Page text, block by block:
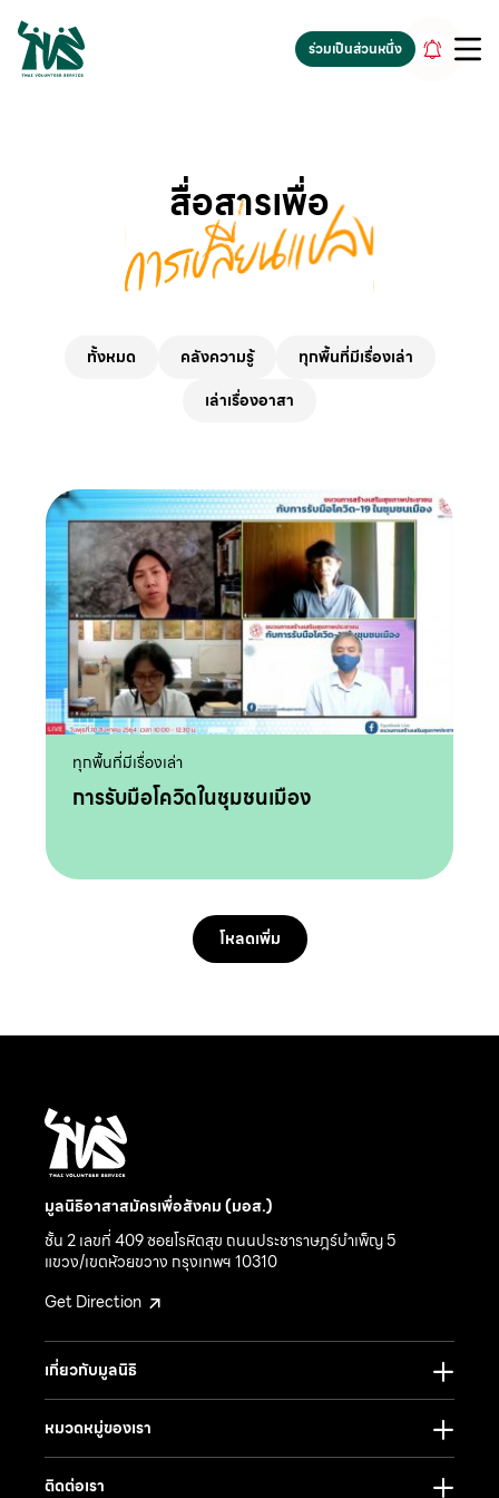
gv-5iuoxpem74qfjw.dv.googlehosted.com
ร่วมเป็นส่วนหนึ่ง
สื่อสารเพื่อ
ทั้งหมด คลังความรู้
ทุกพื้นที่มีเรื่องเล่า
เล่าเรื่องอาสา
ทุกพื้นที่มีเรื่องเล่า
การรับมือโควิดในชุมชนเมือง
โหลดเพิ่ม
มูลนิธิอาสาสมัครเพื่อสังคม (มอส.)
ชั้น 2 เลขที่ 409 ซอยโรหิตสุข ถนนประชาราษฎร์บำเพ็ญ 5
แขวง/เขตห้วยขวาง กรุงเทพฯ 10310
Get Direction
เกี่ยวกับมูลนิธิ
หมวดหมู่ของเรา
ติดต่อเรา